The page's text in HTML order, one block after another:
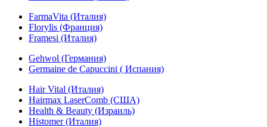
FarmaVita (Италия)
Florylis (Франция)
Framesi (Италия)
Gehwol (Германия)
Germaine de Capuccini ( Испания)
Hair Vital (Италия)
Hairmax LaserComb (США)
Health & Beauty (Израиль)
Histomer (Италия)